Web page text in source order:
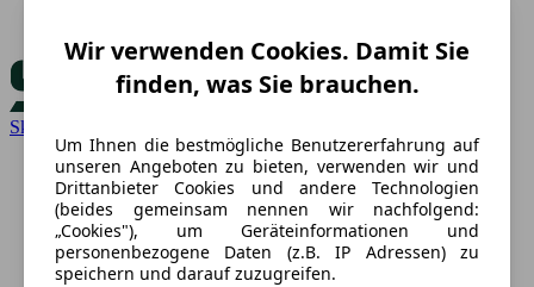
Skoda
Wir verwenden Cookies. Damit Sie
finden, was Sie brauchen.
Um Ihnen die bestmögliche Benutzererfahrung auf
unseren Angeboten zu bieten, verwenden wir und
Drittanbieter Cookies und andere Technologien
(beides gemeinsam nennen wir nachfolgend:
„Cookies"), um Geräteinformationen und
personenbezogene Daten (z.B. IP Adressen) zu
speichern und darauf zuzugreifen.